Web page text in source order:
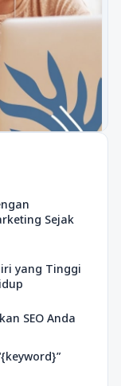
Sejak
yang Tinggi
SEO Anda